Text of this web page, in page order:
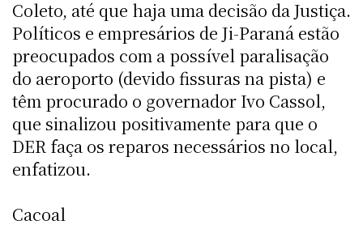
Coleto, até que haja uma decisão da Justiça.
Políticos e empresários de Ji-Paraná estão
preocupados com a possível paralisação
do aeroporto (devido fissuras na pista) e
têm procurado o governador Ivo Cassol,
que sinalizou positivamente para que o
DER faça os reparos necessários no local,
enfatizou.
Cacoal